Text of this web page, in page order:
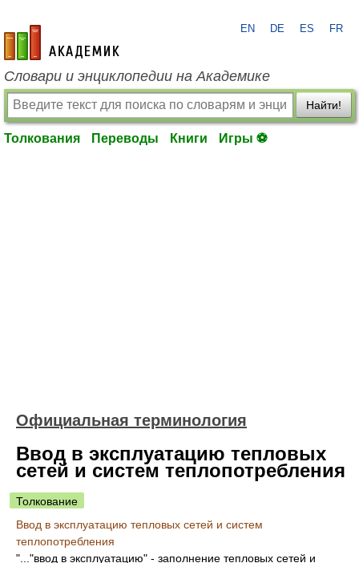
academic.ru
EN DE ES FR
Словари и энциклопедии на Академике
Найти!
Толкования Переводы Книги Игры ⚽
Официальная терминология
Ввод в эксплуатацию тепловых
сетей и систем теплопотребления
Толкование
Ввод в эксплуатацию тепловых сетей и систем
теплопотребления
"..."ввод в эксплуатацию" - заполнение тепловых сетей и